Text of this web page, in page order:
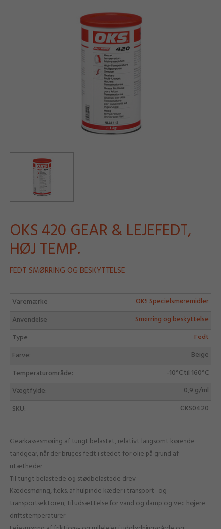
OKS 420 GEAR & LEJEFEDT,
HØJ TEMP.
FEDT SMØRRING OG BESKYTTELSE
Varemærke
OKS Specielsmøremidler
Anvendelse
Smørring og beskyttelse
Type
Fedt
Farve:
Beige
Temperaturområde:
-10°C til 160°C
Vægtfylde:
0,9 g/ml
SKU:
OKS0420
Gearkassesmøring af tungt belastet, relativt langsomt kørende
tandgear, når der bruges fedt i stedet for olie på grund af
utætheder
Til tungt belastede og stødbelastede drev
Kædesmøring, f.eks. af hulpinde kæder i transport- og
transportsektoren, til udsættelse for vand og damp og ved højere
driftstemperaturer